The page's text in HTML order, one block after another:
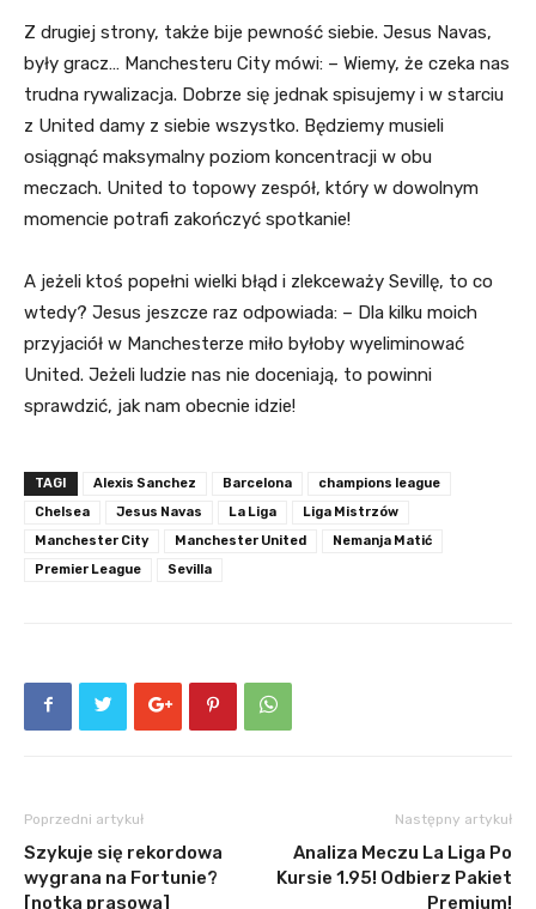
Z drugiej strony, także bije pewność siebie. Jesus Navas,
były gracz… Manchesteru City mówi: – Wiemy, że czeka nas
trudna rywalizacja. Dobrze się jednak spisujemy i w starciu
z United damy z siebie wszystko. Będziemy musieli
osiągnąć maksymalny poziom koncentracji w obu
meczach. United to topowy zespół, który w dowolnym
momencie potrafi zakończyć spotkanie!
A jeżeli ktoś popełni wielki błąd i zlekceważy Sevillę, to co
wtedy? Jesus jeszcze raz odpowiada: – Dla kilku moich
przyjaciół w Manchesterze miło byłoby wyeliminować
United. Jeżeli ludzie nas nie doceniają, to powinni
sprawdzić, jak nam obecnie idzie!
TAGI Alexis Sanchez Barcelona
champions league
Chelsea
Jesus Navas La Liga
Liga Mistrzów
Manchester City
Manchester United
Nemanja Matić
Premier League
Sevilla
Poprzedni artykuł
Szykuje się rekordowa
wygrana na Fortunie?
[notka prasowa]
Następny artykuł
Analiza Meczu La Liga Po
Kursie 1.95! Odbierz Pakiet
Premium!